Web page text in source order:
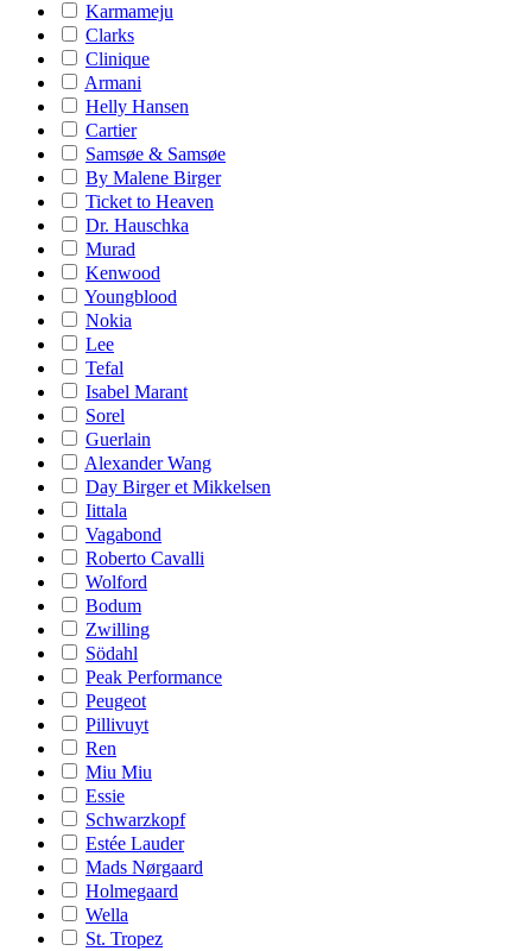
Karmameju
Clarks
Clinique
Armani
Helly Hansen
Cartier
Samsøe & Samsøe
By Malene Birger
Ticket to Heaven
Dr. Hauschka
Murad
Kenwood
Youngblood
Nokia
Lee
Tefal
Isabel Marant
Sorel
Guerlain
Alexander Wang
Day Birger et Mikkelsen
Iittala
Vagabond
Roberto Cavalli
Wolford
Bodum
Zwilling
Södahl
Peak Performance
Peugeot
Pillivuyt
Ren
Miu Miu
Essie
Schwarzkopf
Estée Lauder
Mads Nørgaard
Holmegaard
Wella
St. Tropez